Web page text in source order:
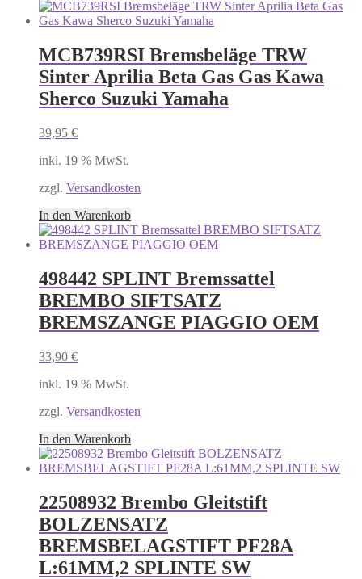
MCB739RSI Bremsbeläge TRW
Sinter Aprilia Beta Gas Gas Kawa
Sherco Suzuki Yamaha
39,95 €
inkl. 19 % MwSt.
zzgl. Versandkosten
In den Warenkorb
498442 SPLINT Bremssattel
BREMBO SIFTSATZ
BREMSZANGE PIAGGIO OEM
33,90 €
inkl. 19 % MwSt.
zzgl. Versandkosten
In den Warenkorb
22508932 Brembo Gleitstift
BOLZENSATZ
BREMSBELAGSTIFT PF28A
L:61MM,2 SPLINTE SW